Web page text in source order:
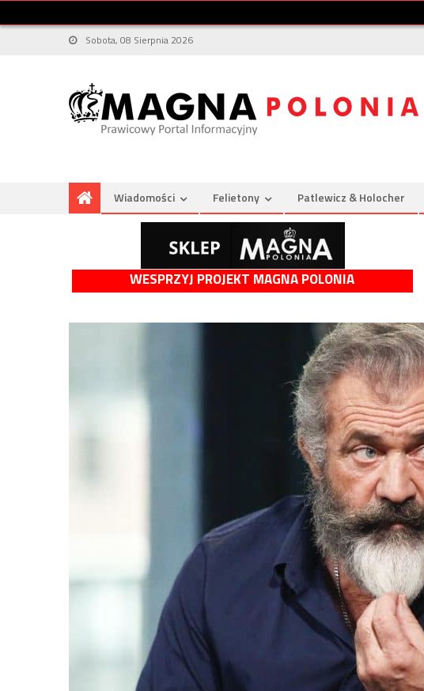
Sobota, 08 Sierpnia 2026
Wiadomości Felietony Patlewicz & Holocher
WESPRZYJ PROJEKT MAGNA POLONIA